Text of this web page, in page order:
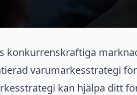
konkurrenskraftiga
varumärkesstrategi
kan hjälpa ditt